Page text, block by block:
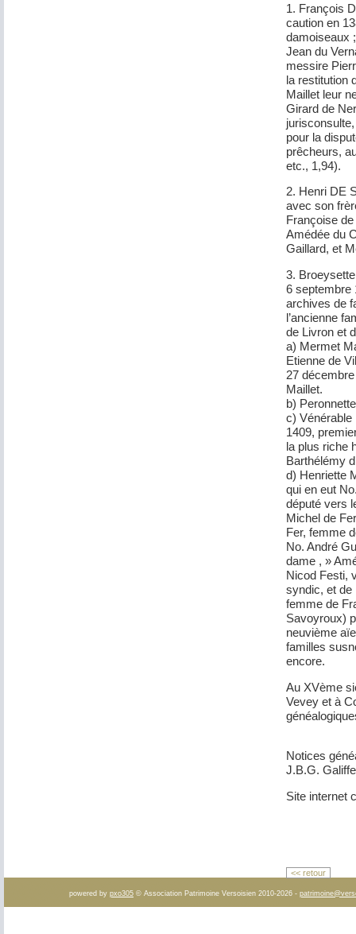
1. François
caution en
damoiseaux
Jean du
messire
la restitution
Maillet leur
Girard de
pour la
prêcheurs,
etc., 1,94).
2. Henri DE
avec son
Françoise
Amédée du
Gaillard, et
3.
6 septembre
archives de
l’ancienne
de Livron et
a) Mermet
Etienne de
27
Maillet.
b)
c) Vénérable
1409,
la plus riche
Barthélémy
d) Henriette
qui en eut
député vers
Michel de
Fer, femme
No. André
dame , »
Nicod Festi,
syndic, et de
femme de
Savoyroux)
neuvième
familles
encore.
Au XVème
Vevey et à
Notices
J.B.G.
Site internet
<< retour
powered by pxo305 © Association Patrimoine Versoisien 2010-2026 -